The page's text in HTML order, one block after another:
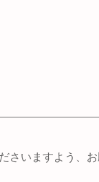
さいますよう、お